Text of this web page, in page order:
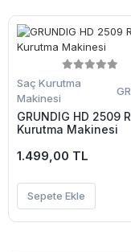
Saç Kurutma
Makinesi
GRUNDIG HD 2509
Kurutma Makinesi
1.499,00 TL
Sepete Ekle